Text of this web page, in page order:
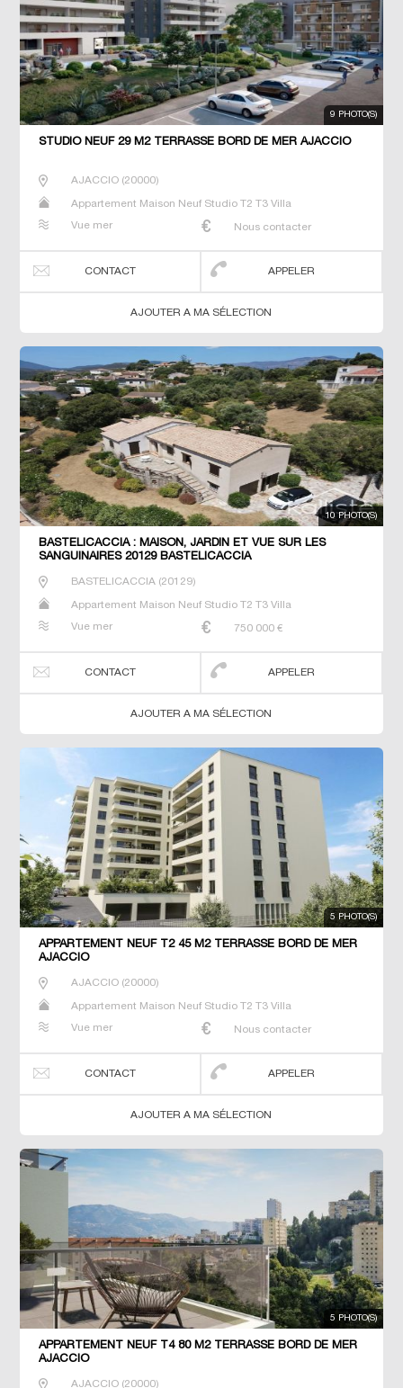
9 PHOTO(S)
STUDIO NEUF 29 M2 TERRASSE BORD DE MER AJACCIO
AJACCIO(20000)
Appartement Maison Neuf Studio T2 T3 Villa
Vue mer Nous contacter
CONTACT APPELER
AJOUTER A MA SÉLECTION
10 PHOTO(S)
BASTELICACCIA : MAISON, JARDIN ET VUE SUR LES
SANGUINAIRES 20129 BASTELICACCIA
BASTELICACCIA (20129)
Appartement Maison Neuf Studio T2 T3 Villa
Vue mer 750 000 €
CONTACT APPELER
AJOUTER A MA SÉLECTION
5 PHOTO(S)
APPARTEMENT NEUF T2 45 M2 TERRASSE BORD DE MER
AJACCIO
AJACCIO(20000)
Appartement Maison Neuf Studio T2 T3 Villa
Vue mer Nous contacter
CONTACT APPELER
AJOUTER A MA SÉLECTION
5 PHOTO(S)
APPARTEMENT NEUF T4 80 M2 TERRASSE BORD DE MER
AJACCIO
AJACCIO(20000)